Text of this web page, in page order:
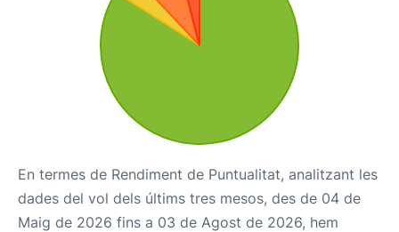
En termes de Rendiment de Puntualitat, analitzant les
dades del vol dels últims tres mesos, des de 04 de
Maig de 2026 fins a 03 de Agost de 2026, hem